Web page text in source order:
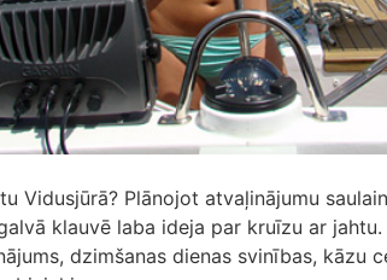
Vidusjūrā? Plānojot atvaļinājumu
klauvē laba ideja par kruīzu ar
dzimšanas dienas svinības, kāzu